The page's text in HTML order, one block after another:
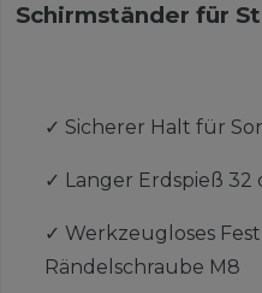
Schirmständer für
✓ Sicherer Halt für
✓ Langer Erdspieß
✓ Werkzeugloses
Rändelschraube M8